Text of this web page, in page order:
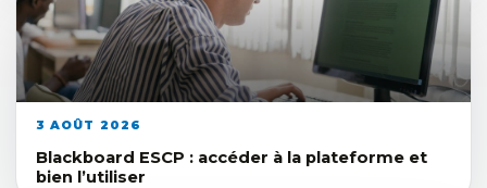
3 AOÛT 2026
Blackboard ESCP : accéder à la plateforme et
bien l’utiliser